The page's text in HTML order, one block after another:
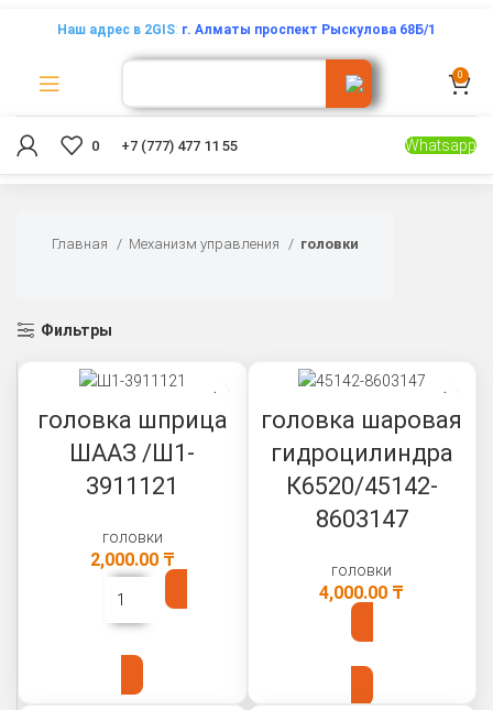
Наш адрес в 2GIS: г. Алматы проспект Рыскулова 68Б/1
0
0 +7 (777) 477 11 55 Whatsapp
Главная Механизм управления головки
Фильтры
головка шприца
ШААЗ /Ш1-
3911121
головки
2,000.00 ₸
головка шаровая
гидроцилиндра
К6520/45142-
8603147
головки
4,000.00 ₸